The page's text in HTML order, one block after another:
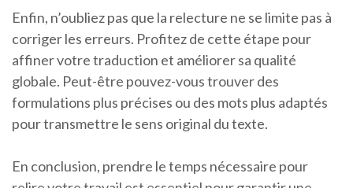
Enfin, n’oubliez pas que la relecture ne se limite pas à
corriger les erreurs. Profitez de cette étape pour
affiner votre traduction et améliorer sa qualité
globale. Peut-être pouvez-vous trouver des
formulations plus précises ou des mots plus adaptés
pour transmettre le sens original du texte.
En conclusion, prendre le temps nécessaire pour